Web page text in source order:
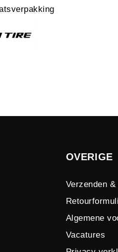
OVERIGE
Verzenden
Algemene
Vacatures